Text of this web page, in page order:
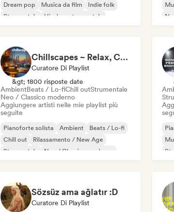
Dream pop
Musica da film
Indie folk
Strumentale
Hip-hop strumentale
Chillscapes ~ Relax, Concentrate, Meditate, Sleep, Dream
Curatore Di Playlist
&gt; 1800 risposte date
AmbientBeats / Lo-fiChill outStrumentale
Neo / Classico moderno
Aggiungere artisti nelle mie playlist più
seguite
Pianoforte solista Ambient
Beats / Lo-fi
Chill out
Rilassamento / New Age
Strumentale
Neo / Classico moderno
Sözsüz ama ağlatır :D
Curatore Di Playlist